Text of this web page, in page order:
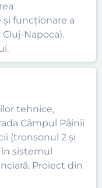
funcționare a
Napoca).
tehnice,
Câmpul Pâinii
(tronsonul 2 și
sistemul
Proiect din